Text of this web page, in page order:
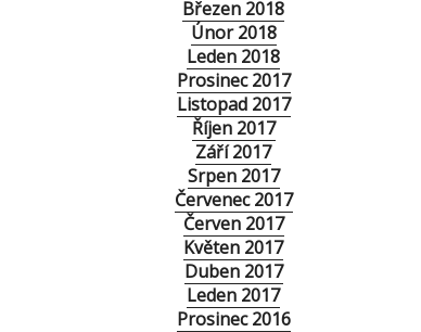
Březen 2018
Únor 2018
Leden 2018
Prosinec 2017
Listopad 2017
Říjen 2017
Září 2017
Srpen 2017
Červenec 2017
Červen 2017
Květen 2017
Duben 2017
Leden 2017
Prosinec 2016